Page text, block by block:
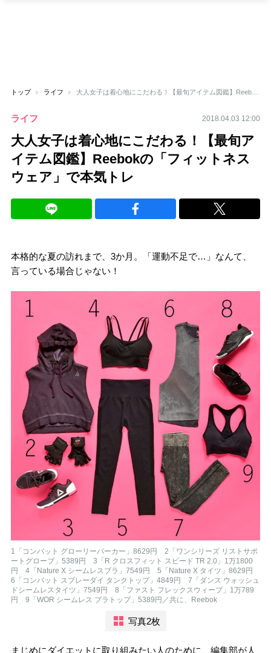
トップ ライフ 大人女子は着心地にこだわる！【最旬アイテム図鑑】Reebokの「フィットネスウェア」で本気トレ
ライフ 2018.04.03 12:00
大人女子は着心地にこだわる！【最旬ア
イテム図鑑】Reebokの「フィットネス
ウェア」で本気トレ
本格的な夏の訪れまで、3か月。「運動不足で…」なんて、
言っている場合じゃない！
1「コンバット グローリーパーカー」8629円 2「ワンシリーズ リストサポ
ートグローブ」5389円 3「R クロスフィット スピード TR 2.0」1万1800
円 4「Nature X シームレスブラ」7549円 5「Nature X タイツ」8629円
6「コンバット スプレーダイ タンクトップ」4849円 7「ダンス ウォッシュ
ドシームレスタイツ」7549円 8「ファスト フレックスウィーブ」1万789
円 9「WOR シームレス ブラトップ」5389円／共に、Reebok
写真2枚
まじめにダイエットに取り組みたい人のために、編集部が人